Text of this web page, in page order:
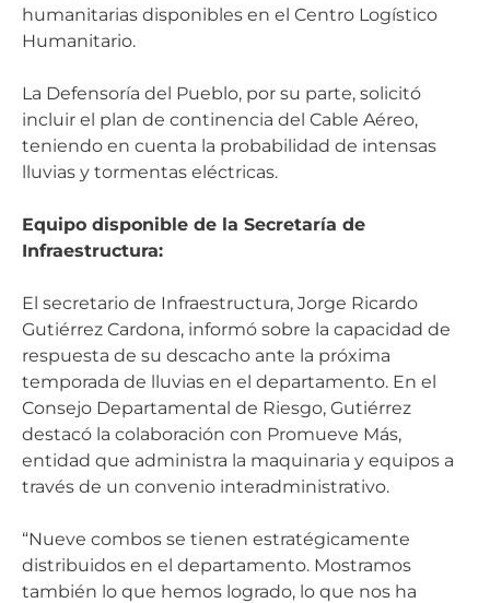
humanitarias disponibles en el Centro Logístico
Humanitario.
La Defensoría del Pueblo, por su parte, solicitó
incluir el plan de continencia del Cable Aéreo,
teniendo en cuenta la probabilidad de intensas
lluvias y tormentas eléctricas.
Equipo disponible de la Secretaría de
Infraestructura:
El secretario de Infraestructura, Jorge Ricardo
Gutiérrez Cardona, informó sobre la capacidad de
respuesta de su descacho ante la próxima
temporada de lluvias en el departamento. En el
Consejo Departamental de Riesgo, Gutiérrez
destacó la colaboración con Promueve Más,
entidad que administra la maquinaria y equipos a
través de un convenio interadministrativo.
“Nueve combos se tienen estratégicamente
distribuidos en el departamento. Mostramos
también lo que hemos logrado, lo que nos ha